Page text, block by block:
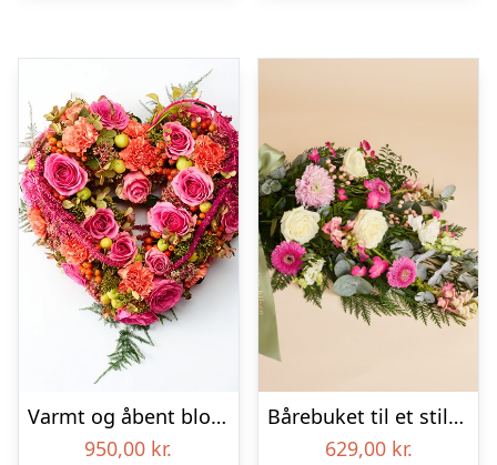
Varmt og åbent blomsterhjerte – Blomster til begravelse
950,00 kr.
Bårebuket til et stille farvel med bånd
629,00 kr.